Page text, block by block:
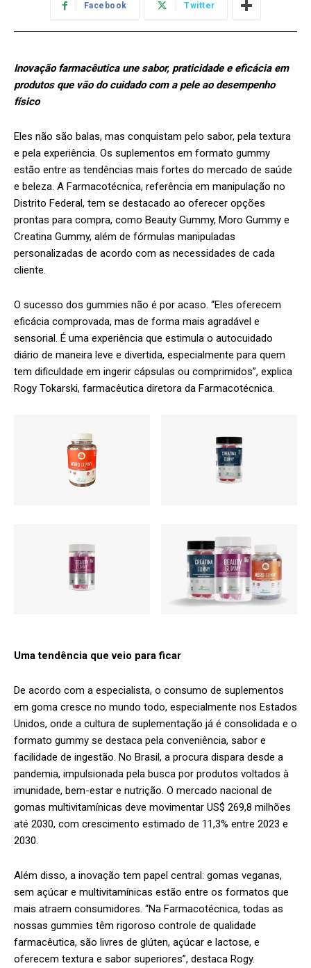
Facebook Twitter
Inovação farmacêutica une sabor, praticidade e eficácia em
produtos que vão do cuidado com a pele ao desempenho
físico
Eles não são balas, mas conquistam pelo sabor, pela textura
e pela experiência. Os suplementos em formato gummy
estão entre as tendências mais fortes do mercado de saúde
e beleza. A Farmacotécnica, referência em manipulação no
Distrito Federal, tem se destacado ao oferecer opções
prontas para compra, como Beauty Gummy, Moro Gummy e
Creatina Gummy, além de fórmulas manipuladas
personalizadas de acordo com as necessidades de cada
cliente.
O sucesso dos gummies não é por acaso. “Eles oferecem
eficácia comprovada, mas de forma mais agradável e
sensorial. É uma experiência que estimula o autocuidado
diário de maneira leve e divertida, especialmente para quem
tem dificuldade em ingerir cápsulas ou comprimidos”, explica
Rogy Tokarski, farmacêutica diretora da Farmacotécnica.
Uma tendência que veio para ficar
De acordo com a especialista, o consumo de suplementos
em goma cresce no mundo todo, especialmente nos Estados
Unidos, onde a cultura de suplementação já é consolidada e o
formato gummy se destaca pela conveniência, sabor e
facilidade de ingestão. No Brasil, a procura dispara desde a
pandemia, impulsionada pela busca por produtos voltados à
imunidade, bem-estar e nutrição. O mercado nacional de
gomas multivitamínicas deve movimentar US$ 269,8 milhões
até 2030, com crescimento estimado de 11,3% entre 2023 e
2030.
Além disso, a inovação tem papel central: gomas veganas,
sem açúcar e multivitamínicas estão entre os formatos que
mais atraem consumidores. “Na Farmacotécnica, todas as
nossas gummies têm rigoroso controle de qualidade
farmacêutica, são livres de glúten, açúcar e lactose, e
oferecem textura e sabor superiores”, destaca Rogy.